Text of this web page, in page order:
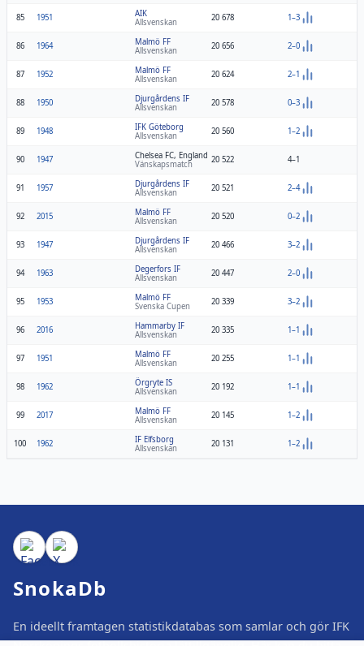
85 1951
AIK
Allsvenskan
20 678 1–3
86 1964
Malmö FF
Allsvenskan
20 656 2–0
87 1952
Malmö FF
Allsvenskan
20 624 2–1
88 1950
Djurgårdens IF
Allsvenskan
20 578 0–3
89 1948
IFK Göteborg
Allsvenskan
20 560 1–2
90 1947
Chelsea FC, England
Vänskapsmatch
20 522 4–1
91 1957
Djurgårdens IF
Allsvenskan
20 521 2–4
92 2015
Malmö FF
Allsvenskan
20 520 0–2
93 1947
Djurgårdens IF
Allsvenskan
20 466 3–2
94 1963
Degerfors IF
Allsvenskan
20 447 2–0
95 1953
Malmö FF
Svenska Cupen
20 339 3–2
96 2016
Hammarby IF
Allsvenskan
20 335 1–1
97 1951
Malmö FF
Allsvenskan
20 255 1–1
98 1962
Örgryte IS
Allsvenskan
20 192 1–1
99 2017
Malmö FF
Allsvenskan
20 145 1–2
100 1962
IF Elfsborg
Allsvenskan
20 131 1–2
SnokaDb
En ideellt framtagen statistikdatabas som samlar och gör IFK